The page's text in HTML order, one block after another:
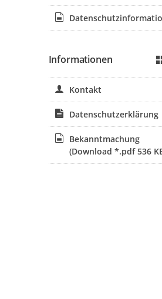
Informationen
Kontakt
Datenschutzerklärung
Bekanntmachung
(Download *.pdf 536